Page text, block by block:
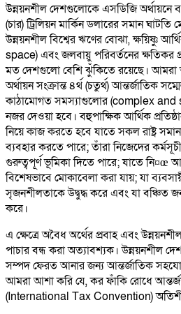
উন্নয়নশীল দেশগুলোকে এসডিজি অর্থায়নে
(চার) ট্রিলিয়ন মার্কিন ডলারের সমান
উন্নয়নশীল বিশ্বের ঋণের বোঝা, ক্ষয়িষ্ণু
space) এবং জলবায়ু পরিবর্তনের ক্ষতিকর
মত দেশগুলো বেশি ঝুঁকিতে রয়েছে। আমরা
অর্থায়ন সংক্রান্ত ৪র্থ (চতুর্থ) আন্তর্জাতিক
কাঠামোগত সমস্যাগুলোর (complex
নজর দেওয়া হবে। বহুপাক্ষিক আর্থিক
নিয়ে কাজ করতে হবে যাতে সকল রাষ্ট্র
ব্যবহার করতে পারে; তাঁরা নিজেদের
গুরুত্বপূর্ণ ভূমিকা দিতে পারে; যাতে নি¤œ
বিশেষভাবে মোকাবেলা করা যায়; যা
সৃজনশীলতাকে উদ্বুদ্ধ করে এবং যা বঞ্চিত
করে।
এ ক্ষেত্রে অবৈধ অর্থের প্রবাহ এবং
পাচার বন্ধ করা অত্যাবশ্যক। উন্নয়নশীল
সম্পদ ফেরত আনার জন্য আন্তর্জাতিক
আমরা আশা করি যে, কর ফাঁকি রোধে
(International Tax Convention)